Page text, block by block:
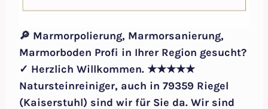
🔎 Marmorpolierung, Marmorsanierung,
Marmorboden Profi in Ihrer Region gesucht?
✓ Herzlich Willkommen. ★★★★★
Natursteinreiniger, auch in 79359 Riegel
(Kaiserstuhl) sind wir für Sie da. Wir sind